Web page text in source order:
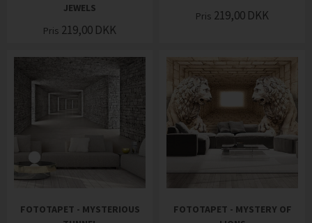
JEWELS
Pris 219,00 DKK
Pris 219,00 DKK
FOTOTAPET - MYSTERIOUS
FOTOTAPET - MYSTERY OF